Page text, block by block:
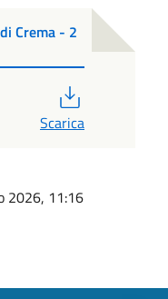
Crema - 2
Scarica
2026, 11:16